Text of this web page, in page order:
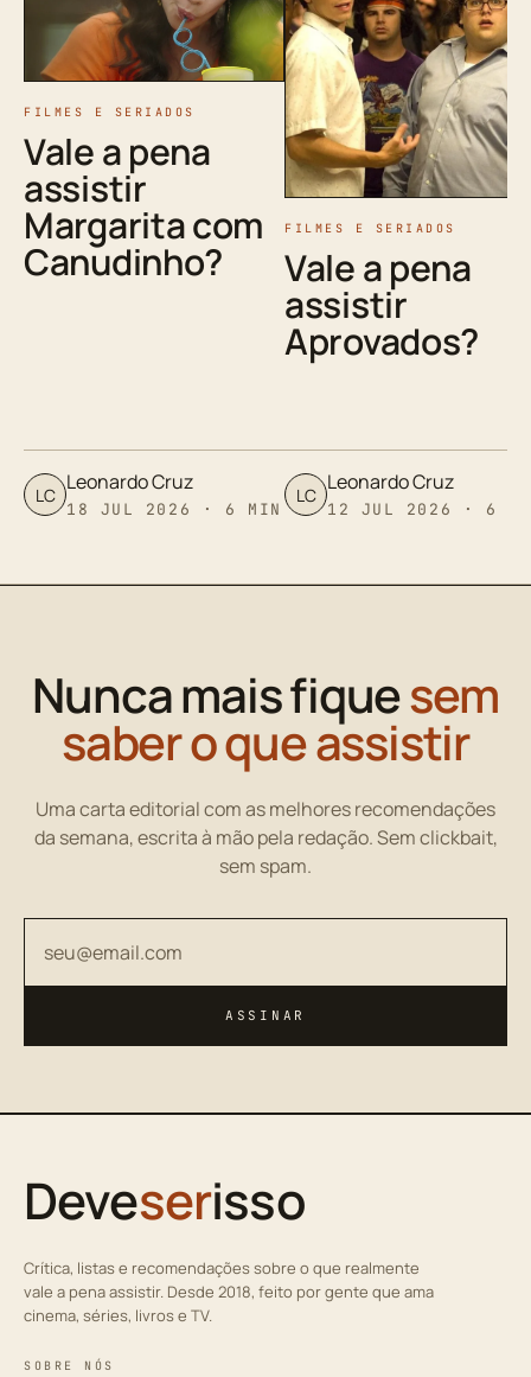
FILMES E SERIADOS
Vale a pena
assistir
Margarita com
Canudinho?
LC Leonardo Cruz
18 JUL 2026 · 6 MIN
FILMES E SERIADOS
Vale a pena
assistir
Aprovados?
LC Leonardo Cruz
12 JUL 2026 · 6
Nunca mais fiquesem
saber o que assistir
Uma carta editorial com as melhores recomendações
da semana, escrita à mão pela redação. Sem clickbait,
sem spam.
ASSINAR
Deveserisso
Crítica, listas e recomendações sobre o que realmente
vale a pena assistir. Desde 2018, feito por gente que ama
cinema, séries, livros e TV.
SOBRE NÓS